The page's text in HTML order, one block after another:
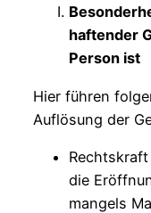
haftender
Person ist
Hier führen
Auflösung der
die
mangels